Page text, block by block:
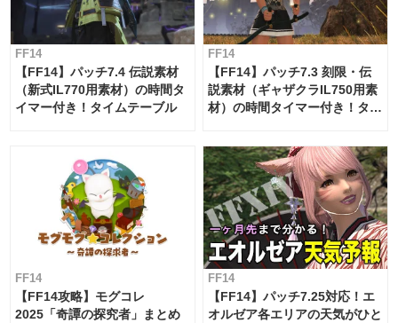
FF14
【FF14】パッチ7.4 伝説素材
（新式IL770用素材）の時間タ
イマー付き！タイムテーブル
FF14
【FF14】パッチ7.3 刻限・伝
説素材（ギャザクラIL750用素
材）の時間タイマー付き！タイ
FF14
【FF14攻略】モグコレ
2025「奇譚の探究者」まとめ
FF14
【FF14】パッチ7.25対応！エ
オルゼア各エリアの天気がひと